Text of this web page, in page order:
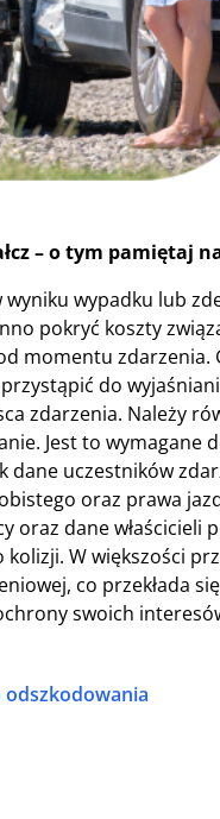
– o tym pamiętaj
wypadku lub
pokryć koszty
momentu
do
zdarzenia. Należy
Jest to wymagane
dane uczestników
oraz prawa
oraz dane
W większości
co przekłada
swoich
odszkodowania